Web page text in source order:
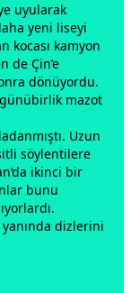
uyularak
yeni liseyi
kocası kamyon
de Çin’e
dönüyordu.
günübirlik mazot
Uzun
söylentilere
ikinci bir
bunu
dizlerini